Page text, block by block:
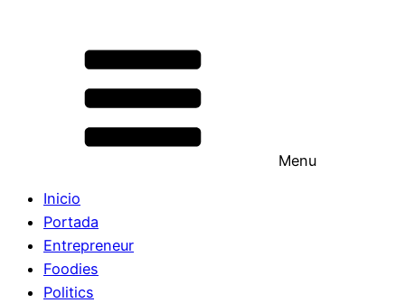
Menu
Inicio
Portada
Entrepreneur
Foodies
Politics